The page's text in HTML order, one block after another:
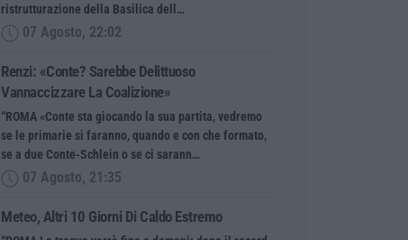
ristrutturazione della Basilica dell…
07 Agosto, 22:02
Renzi: «Conte? Sarebbe Delittuoso
Vannaccizzare La Coalizione»
“ROMA «Conte sta giocando la sua partita, vedremo
se le primarie si faranno, quando e con che formato,
se a due Conte-Schlein o se ci sarann…
07 Agosto, 21:35
Meteo, Altri 10 Giorni Di Caldo Estremo